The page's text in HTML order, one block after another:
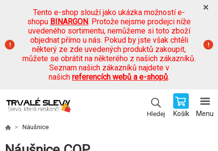
Tento e-shop slouží jako ukázka možností e-
shopu BINARGON. Protože nejsme prodejci níže
uvedeného sortimentu, nemůžeme si toto zboží
objednat přímo u nás. Pokud by jste však chtěli
některý ze zde uvedených produktů zakoupit,
můžete se obrátit na některého z našich zákazníků.
Seznam našich zákazníků najdete v
našich referencích webů a e-shopů.
Hledej Košík Menu
Náušnice